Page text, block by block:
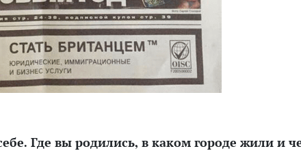
Где вы родились, в каком городе жили и